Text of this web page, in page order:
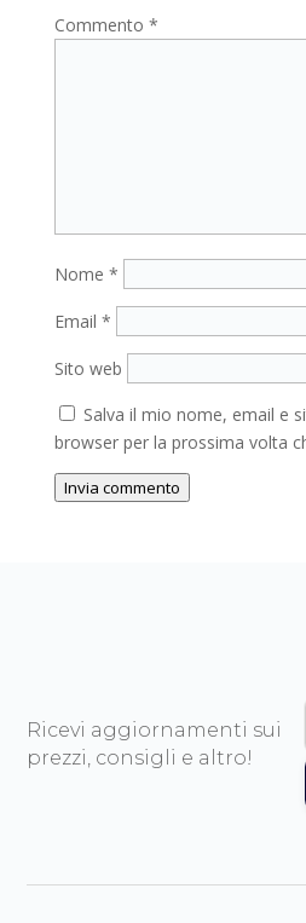
Commento *
Nome *
Email *
Sito web
Salva il mio nome, email e
browser per la prossima volta
Invia commento
Ricevi aggiornamenti sui
prezzi, consigli e altro!